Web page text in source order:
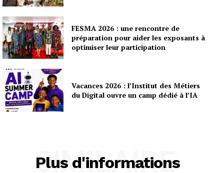
FESMA 2026 : une rencontre de
préparation pour aider les exposants à
optimiser leur participation
Vacances 2026 : l’Institut des Métiers
du Digital ouvre un camp dédié à l’IA
Plus d'informations
SIMILAIRE